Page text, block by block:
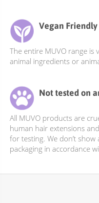
Vegan Friendly
The entire MUVO range
animal ingredients or
Not tested on
All MUVO products are
human hair extensions
for testing. We don’t
packaging in accordance